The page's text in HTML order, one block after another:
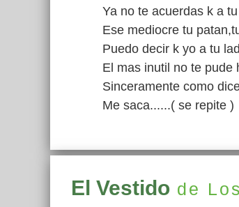
Ya no te acuerdas k a
Ese mediocre tu
Puedo decir k yo a tu
El mas inutil no te pude
Sinceramente como
Me saca......( se repite )
El Vestido de